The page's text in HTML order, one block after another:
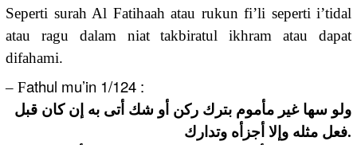
Seperti surah Al Fatihaah atau rukun fi’li seperti i’tidal
atau ragu dalam niat takbiratul ikhram atau dapat
difahami.
– Fathul mu’in 1/124 :
ولو سها غير مأموم بترك ركن أو شك أتى به إن كان قبل
فعل مثله وإلا أجزأه وتدارك.